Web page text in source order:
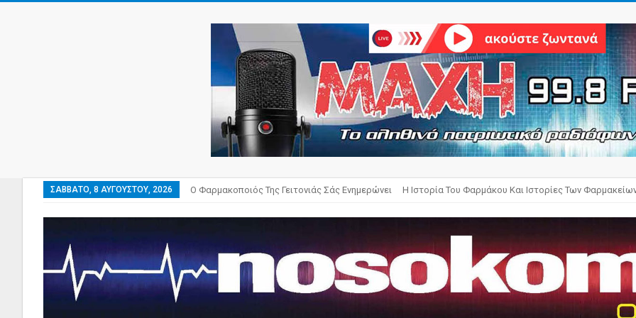
ΣΆΒΒΑΤΟ, 8 ΑΥΓΟΎΣΤΟΥ, 2026 Ο Φαρμακοποιός Της Γειτονιάς Σάς Ενημερώνει Η Ιστορία Του Φαρμάκου Και Ιστορίες Των